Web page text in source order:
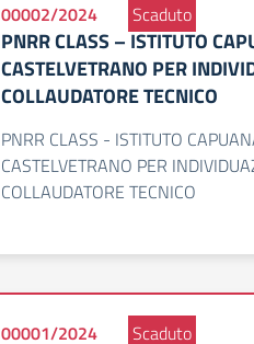
00002/2024 Scaduto
PNRR CLASS – ISTITUTO
CASTELVETRANO PER
COLLAUDATORE TECNICO
PNRR CLASS - ISTITUTO
CASTELVETRANO PER
COLLAUDATORE TECNICO
00001/2024 Scaduto